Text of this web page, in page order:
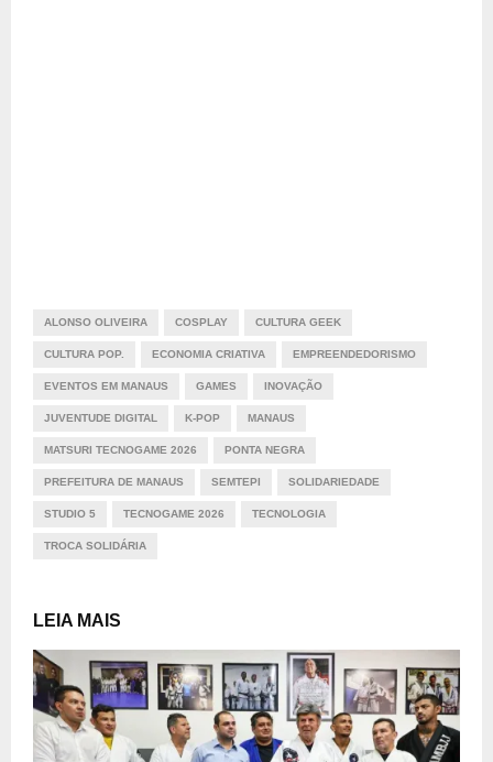
ALONSO OLIVEIRA COSPLAY CULTURA GEEK
CULTURA POP. ECONOMIA CRIATIVA EMPREENDEDORISMO
EVENTOS EM MANAUS GAMES INOVAÇÃO
JUVENTUDE DIGITAL K-POP MANAUS
MATSURI TECNOGAME 2026 PONTA NEGRA
PREFEITURA DE MANAUS SEMTEPI SOLIDARIEDADE
STUDIO 5 TECNOGAME 2026 TECNOLOGIA
TROCA SOLIDÁRIA
LEIA MAIS